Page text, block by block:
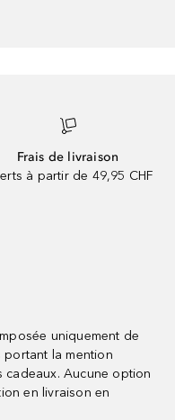
Frais de livraison
à partir de 49,95 CHF
uniquement de
portant la mention
cadeaux. Aucune option
en livraison en